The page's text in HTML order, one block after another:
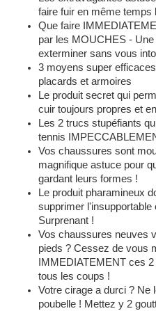
faire fuir en même temps
Que faire
par les MOUCHES -
exterminer sans vous
3 moyens super
placards et armoires
Le produit secret qui
cuir toujours propres et
Les 2 trucs stupéfiants
tennis
Vos chaussures sont
magnifique astuce pour
gardant leurs formes !
Le produit pharamineux
supprimer
Surprenant !
Vos chaussures neuves
pieds ? Cessez de vous
IMMEDIATEMENT ces
tous les coups !
Votre cirage a durci ? Ne
poubelle ! Mettez y 2